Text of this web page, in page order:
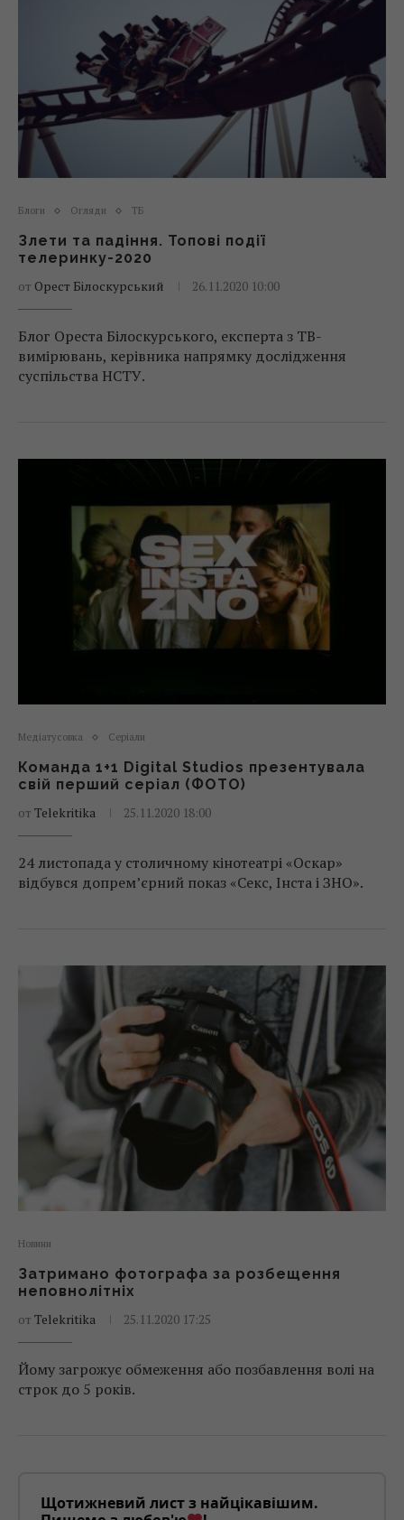
Блоги Огляди ТБ
Злети та падіння. Топові події
телеринку-2020
от Орест Білоскурський 26.11.2020 10:00
Блог Ореста Білоскурського, експерта з ТВ-
вимірювань, керівника напрямку дослідження
суспільства НСТУ.
Медіатусовка Серіали
Команда 1+1 Digital Studios презентувала
свій перший серіал (ФОТО)
от Telekritika 25.11.2020 18:00
24 листопада у столичному кінотеатрі «Оскар»
відбувся допрем’єрний показ «Секс, Інста і ЗНО».
Новини
Затримано фотографа за розбещення
неповнолітніх
от Telekritika 25.11.2020 17:25
Йому загрожує обмеження або позбавлення волі на
строк до 5 років.
Щотижневий лист з найцікавішим.